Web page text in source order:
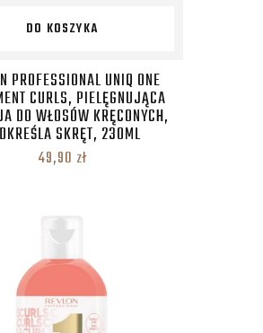
DO KOSZYKA
PROFESSIONAL UNIQ ONE
CURLS, PIELĘGNUJĄCA
DO WŁOSÓW KRĘCONYCH,
SKRĘT, 230ML
49,90 zł